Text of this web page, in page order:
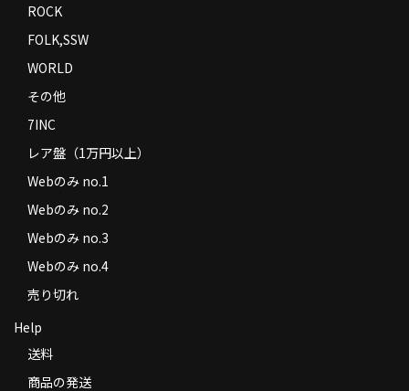
ROCK
FOLK,SSW
WORLD
その他
7INC
レア盤（1万円以上）
Webのみ no.1
Webのみ no.2
Webのみ no.3
Webのみ no.4
売り切れ
Help
送料
商品の発送